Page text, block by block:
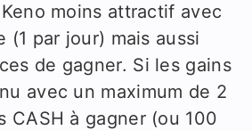
moins attractif avec
(1 par jour) mais aussi
de gagner. Si les gains
avec un maximum de 2
CASH à gagner (ou 100